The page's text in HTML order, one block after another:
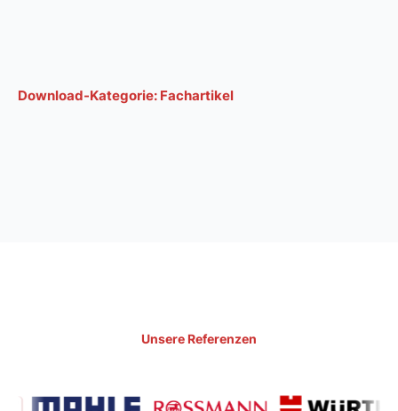
Download-Kategorie: Fachartikel
Unsere Referenzen